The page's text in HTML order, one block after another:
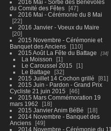
2016 Mai - Sortie des Bénévoles
du Comité des Fêtes
47
2016 Mai - Cérémonie du 8 Mai
22
2016 Janvier - Voeux du Maire
20
2015 Novembre - Cérémonie et
Banquet des Anciens
110
2015 Août La Fête du Battage
34
La Moisson
1
Le Caroussel 2015
1
Le Battage
32
2015 Juillet 14 Cochon grillé
81
2015 Juin - Pardon - Grand Prix
Cycliste 21 juin 2015
46
2015 Mars Commémoration 19
mars 1962
18
2015 Janvier Anim BéBé
18
2014 Novembre - Banquet des
Anciens
49
2014 Novembre - Cérémonie du 11